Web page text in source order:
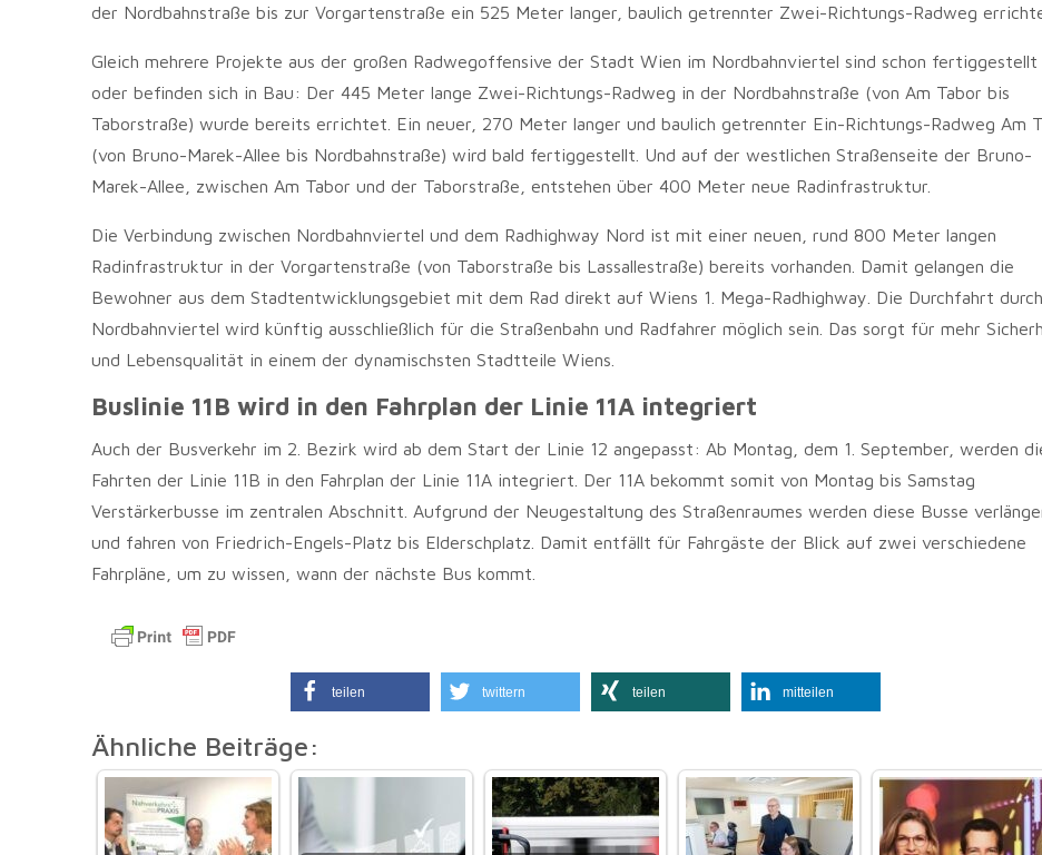
der Nordbahnstraße bis zur Vorgartenstraße ein 525 Meter langer, baulich getrennter Zwei-Richtungs-Radweg
Gleich mehrere Projekte aus der großen Radwegoffensive der Stadt Wien im Nordbahnviertel sind schon fertiggestellt
oder befinden sich in Bau: Der 445 Meter lange Zwei-Richtungs-Radweg in der Nordbahnstraße (von Am Tabor bis
Taborstraße) wurde bereits errichtet. Ein neuer, 270 Meter langer und baulich getrennter Ein-Richtungs-Radweg Am
(von Bruno-Marek-Allee bis Nordbahnstraße) wird bald fertiggestellt. Und auf der westlichen Straßenseite der Bruno-
Marek-Allee, zwischen Am Tabor und der Taborstraße, entstehen über 400 Meter neue Radinfrastruktur.
Die Verbindung zwischen Nordbahnviertel und dem Radhighway Nord ist mit einer neuen, rund 800 Meter langen
Radinfrastruktur in der Vorgartenstraße (von Taborstraße bis Lassallestraße) bereits vorhanden. Damit gelangen die
Bewohner aus dem Stadtentwicklungsgebiet mit dem Rad direkt auf Wiens 1. Mega-Radhighway. Die Durchfahrt
Nordbahnviertel wird künftig ausschließlich für die Straßenbahn und Radfahrer möglich sein. Das sorgt für mehr
und Lebensqualität in einem der dynamischsten Stadtteile Wiens.
Buslinie 11B wird in den Fahrplan der Linie 11A integriert
Auch der Busverkehr im 2. Bezirk wird ab dem Start der Linie 12 angepasst: Ab Montag, dem 1. September, werden
Fahrten der Linie 11B in den Fahrplan der Linie 11A integriert. Der 11A bekommt somit von Montag bis Samstag
Verstärkerbusse im zentralen Abschnitt. Aufgrund der Neugestaltung des Straßenraumes werden diese Busse
und fahren von Friedrich-Engels-Platz bis Elderschplatz. Damit entfällt für Fahrgäste der Blick auf zwei verschiedene
Fahrpläne, um zu wissen, wann der nächste Bus kommt.
teilen twittern teilen mitteilen
Ähnliche Beiträge: